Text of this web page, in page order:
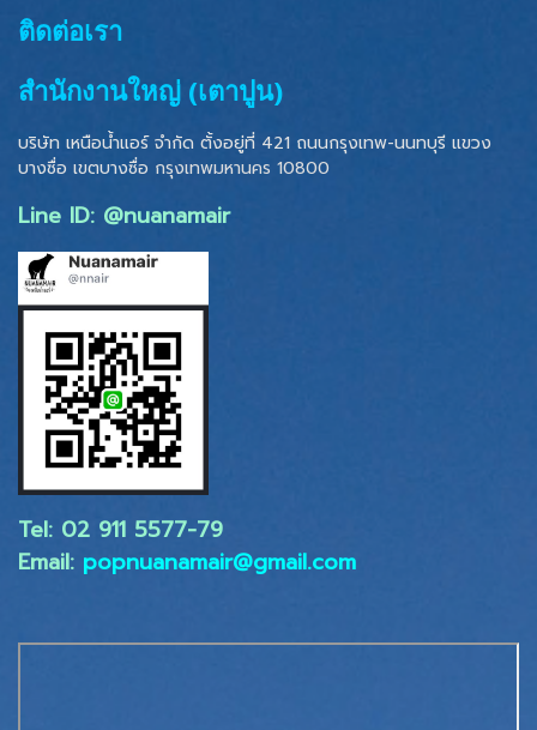
ติดต่อเรา
สำนักงานใหญ่ (เตาปูน)
บริษัท เหนือน้ำแอร์ จำกัด ตั้งอยู่ที่ 421 ถนนกรุงเทพ-นนทบุรี แขวง
บางซื่อ เขตบางซื่อ กรุงเทพมหานคร 10800
Line ID: @nuanamair
Tel: 02 ​911 5577-79
Email: popnuanamair@gmail.com